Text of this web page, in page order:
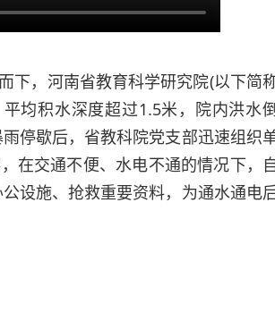
， 河南省教育科学研究院(以下简
均积水深度超过1.5米，院内洪水
停歇后，省教科院党支部迅速组织
在交通不便、水电不通的情况下，
设施、抢救重要资料，为通水通电